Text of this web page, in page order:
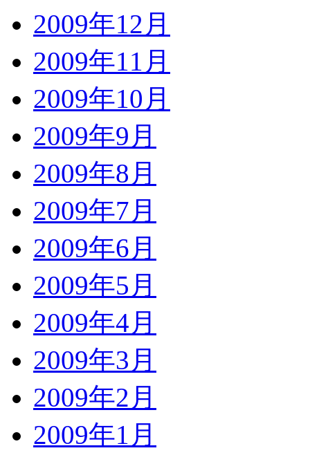
2009年12月
2009年11月
2009年10月
2009年9月
2009年8月
2009年7月
2009年6月
2009年5月
2009年4月
2009年3月
2009年2月
2009年1月